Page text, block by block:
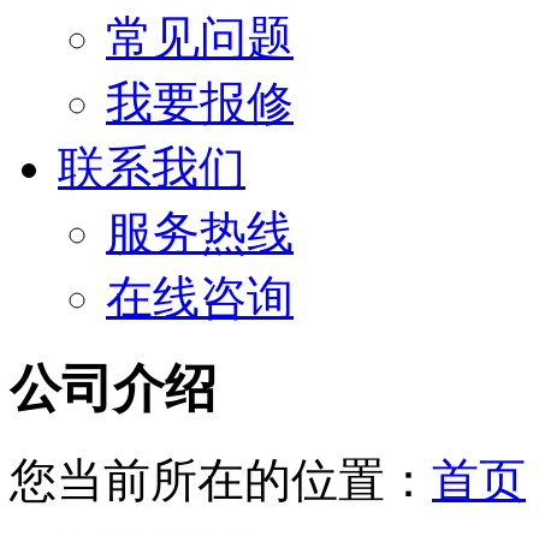
常见问题
我要报修
联系我们
服务热线
在线咨询
公司介绍
您当前所在的位置： 首页